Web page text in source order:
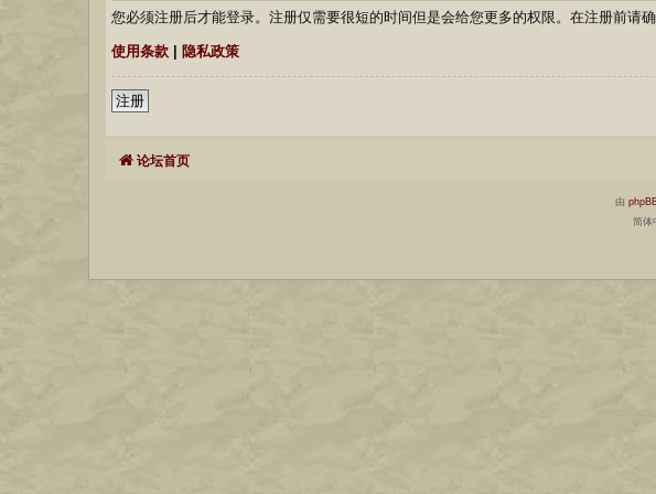
您必须注册后才能登录。注册仅需要很短的时间但是会给您更多的权限。在注册前请
使用条款 隐私政策
注册
论坛首页
由
简体